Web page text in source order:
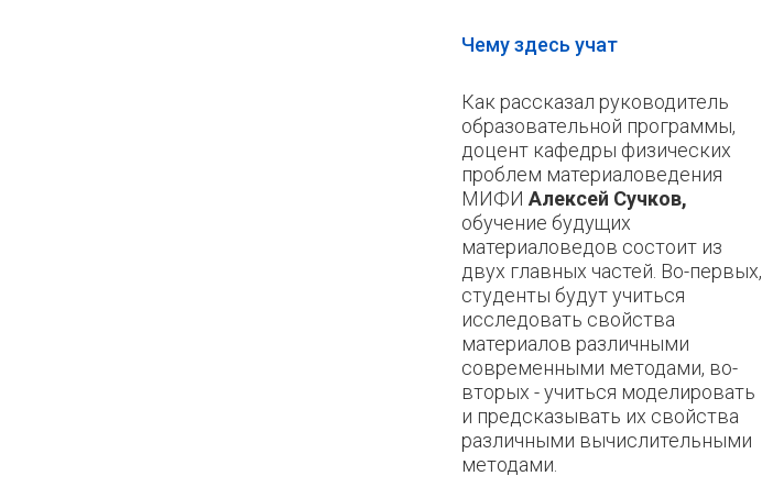
Чему здесь учат
Как рассказал руководитель
образовательной программы,
доцент кафедры физических
проблем материаловедения
МИФИ Алексей Сучков,
обучение будущих
материаловедов состоит из
двух главных частей. Во-первых,
студенты будут учиться
исследовать свойства
материалов различными
современными методами, во-
вторых - учиться моделировать
и предсказывать их свойства
различными вычислительными
методами.